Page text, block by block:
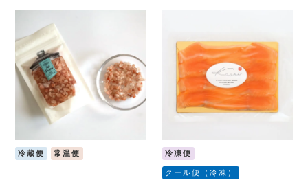
冷蔵便 常温便 冷凍便
クール便（冷凍）